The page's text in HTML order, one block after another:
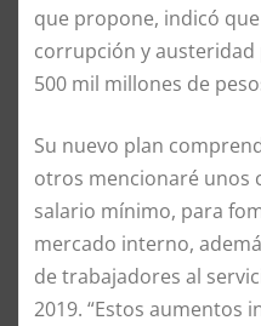
que propone, indicó
corrupción y
500 mil millones de
Su nuevo plan
otros mencionaré unos
salario mínimo, para
mercado interno,
de trabajadores al
2019. “Estos aumentos